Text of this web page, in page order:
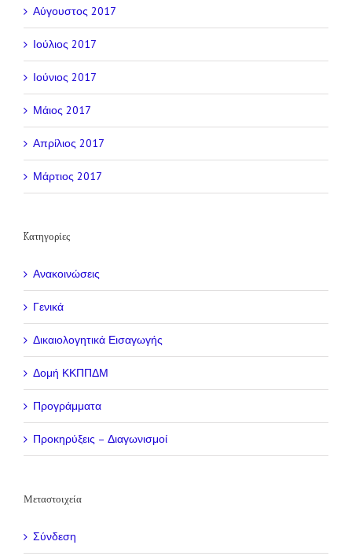
Αύγουστος 2017
Ιούλιος 2017
Ιούνιος 2017
Μάιος 2017
Απρίλιος 2017
Μάρτιος 2017
Kατηγορίες
Ανακοινώσεις
Γενικά
Δικαιολογητικά Εισαγωγής
Δομή ΚΚΠΠΔΜ
Προγράμματα
Προκηρύξεις – Διαγωνισμοί
Μεταστοιχεία
Σύνδεση